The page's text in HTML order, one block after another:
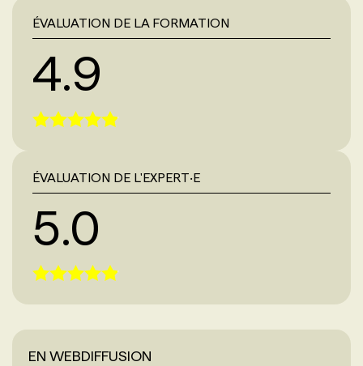
ÉVALUATION DE LA FORMATION
4.9
ÉVALUATION DE L'EXPERT‧E
5.0
EN WEBDIFFUSION